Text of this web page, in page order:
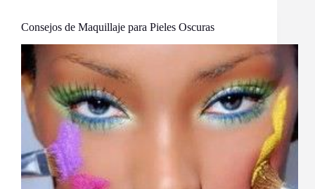
Esenciales
Consejos de Maquillaje para Pieles Oscuras